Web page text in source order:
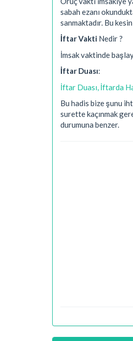
sabah ezanı
sanmaktadır. Bu
İftar Vakti Nedir ?
İmsak vaktinde
İftar Duası:
İftar Duası, İftarda
Bu hadis bize şunu
surette kaçınmak
durumuna benzer.